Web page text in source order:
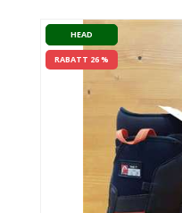
HEAD
RABATT 26 %